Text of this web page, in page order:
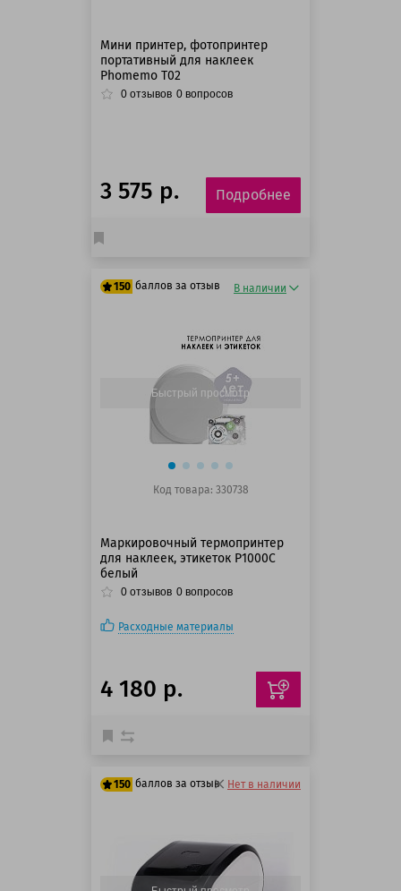
Мини принтер, фотопринтер
портативный для наклеек
Phomemo Т02
0 отзывов 0 вопросов
3 575 р. Подробнее
150 баллов за отзыв В наличии
Быстрый просмотр
Код товара: 330738
Маркировочный термопринтер
для наклеек, этикеток P1000C
белый
0 отзывов 0 вопросов
Расходные материалы
4 180 р.
150 баллов за отзыв
150 баллов
Нет в наличии